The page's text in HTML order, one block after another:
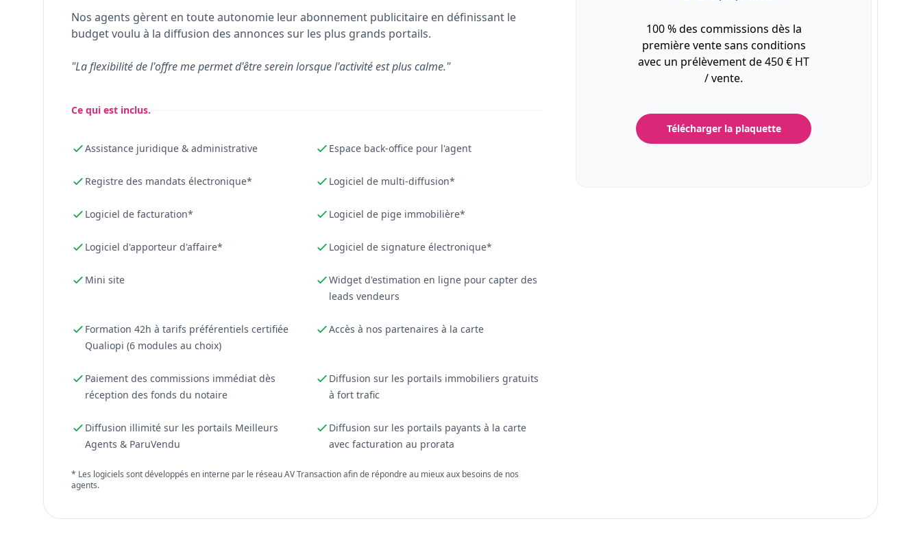
Nos agents gèrent en toute autonomie leur abonnement publicitaire en définissant le
budget voulu à la diffusion des annonces sur les plus grands portails.
"La flexibilité de l'offre me permet d'être serein lorsque l'activité est plus calme."
Ce qui est inclus.
Assistance juridique & administrative Espace back-office pour l'agent
Registre des mandats électronique* Logiciel de multi-diffusion*
Logiciel de facturation* Logiciel de pige immobilière*
Logiciel d'apporteur d'affaire* Logiciel de signature électronique*
Mini site
Widget d'estimation en ligne pour capter des
leads vendeurs
Formation 42h à tarifs préférentiels certifiée
Qualiopi (6 modules au choix)
Accès à nos partenaires à la carte
Paiement des commissions immédiat dès
réception des fonds du notaire
Diffusion sur les portails immobiliers gratuits
à fort trafic
Diffusion illimité sur les portails Meilleurs
Agents & ParuVendu
Diffusion sur les portails payants à la carte
avec facturation au prorata
* Les logiciels sont développés en interne par le réseau AV Transaction afin de répondre au mieux aux besoins de nos
agents.
100 % des commissions dès la
première vente sans conditions
avec un prélèvement de 450 € HT
/ vente.
Télécharger la plaquette